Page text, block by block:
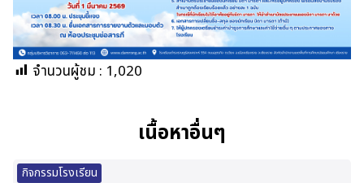
จำนวนผู้ชม : 1,020
เนื้อหาอื่นๆ
กิจกรรมโรงเรียน